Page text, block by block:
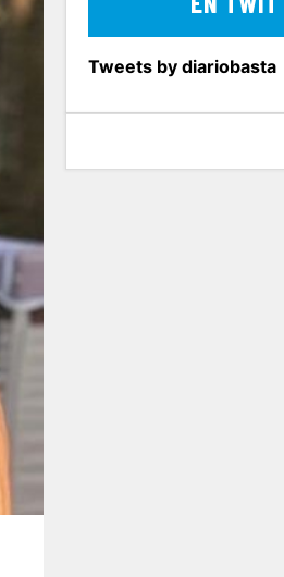
Tweets by diariobasta